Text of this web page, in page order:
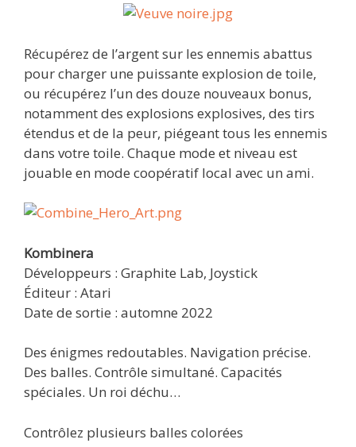
Récupérez de l’argent sur les ennemis abattus
pour charger une puissante explosion de toile,
ou récupérez l’un des douze nouveaux bonus,
notamment des explosions explosives, des tirs
étendus et de la peur, piégeant tous les ennemis
dans votre toile. Chaque mode et niveau est
jouable en mode coopératif local avec un ami.
Kombinera
Développeurs : Graphite Lab, Joystick
Éditeur : Atari
Date de sortie : automne 2022
Des énigmes redoutables. Navigation précise.
Des balles. Contrôle simultané. Capacités
spéciales. Un roi déchu…
Contrôlez plusieurs balles colorées